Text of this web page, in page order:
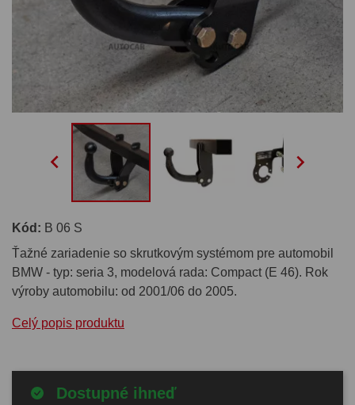
 
Kód: B 06 S
Ťažné zariadenie so skrutkovým systémom pre automobil
BMW - typ: seria 3, modelová rada: Compact (E 46). Rok
výroby automobilu: od 2001/06 do 2005.
Celý popis produktu
Dostupné ihneď